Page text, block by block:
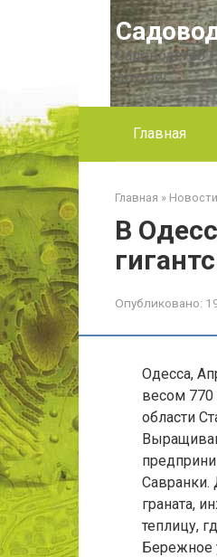
Садоводство
другое!
Главная
Главная » Новости
В
Опубликовано:
Одесса,
весом
области
Савранки.
граната,
теплицу,
Бережное